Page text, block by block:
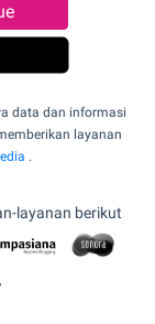
data dan informasi
layanan
.
layanan berikut